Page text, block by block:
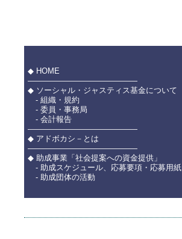
◆ HOME
――――――――――――――
◆ ソーシャル・ジャスティス基金について
- 組織・規約
- 委員・事務局
- 会計報告
――――――――――――――
◆ アドボカシ－とは
――――――――――――――
◆ 助成事業「社会提案への資金提供」
- 助成スケジュール、応募要項・応募用紙
- 助成団体の活動